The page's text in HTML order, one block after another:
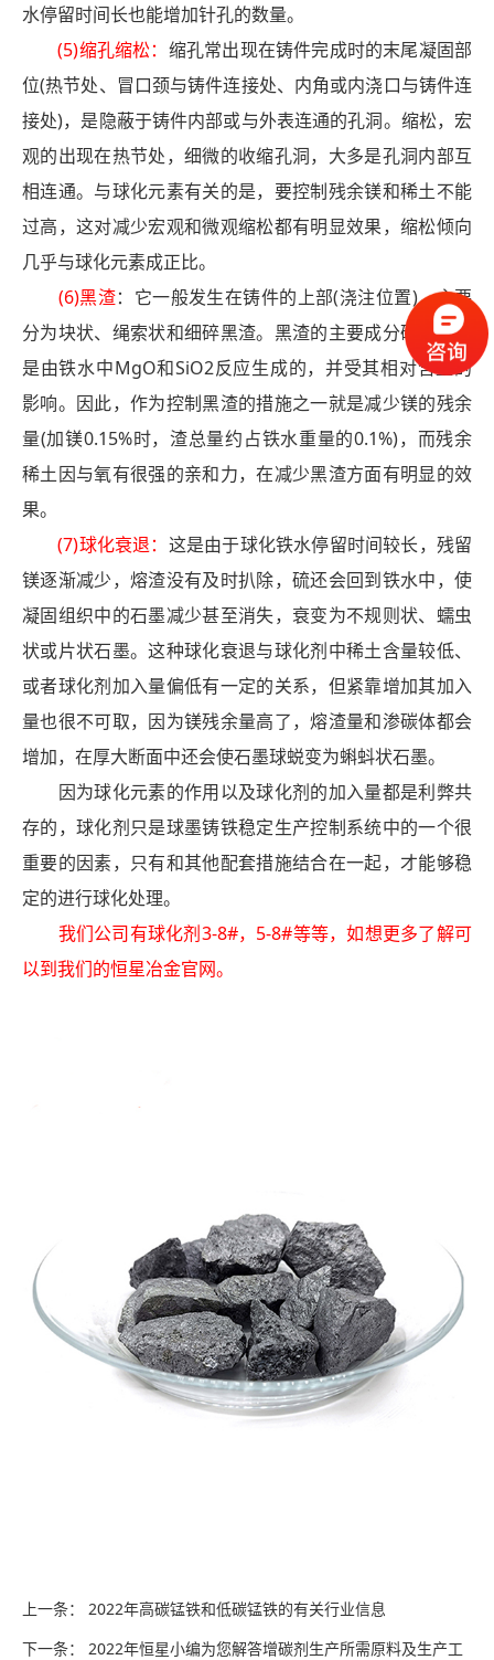
水停留时间长也能增加针孔的数量。
(5)缩孔缩松： 缩孔常出现在铸件完成时的末尾凝固部
位(热节处、冒口颈与铸件连接处、内角或内浇口与铸件连
接处)，是隐蔽于铸件内部或与外表连通的孔洞。缩松，宏
观的出现在热节处，细微的收缩孔洞，大多是孔洞内部互
相连通。与球化元素有关的是，要控制残余镁和稀土不能
过高，这对减少宏观和微观缩松都有明显效果，缩松倾向
几乎与球化元素成正比。
(6)黑渣：它一般发生在铸件的上部(浇注位置)，主要
分为块状、绳索状和细碎黑渣。黑渣的主要成分硅酸镁，
是由铁水中MgO和SiO2反应生成的，并受其相对含量的
影响。因此，作为控制黑渣的措施之一就是减少镁的残余
量(加镁0.15%时，渣总量约占铁水重量的0.1%)，而残余
稀土因与氧有很强的亲和力，在减少黑渣方面有明显的效
果。
(7)球化衰退： 这是由于球化铁水停留时间较长，残留
镁逐渐减少，熔渣没有及时扒除，硫还会回到铁水中，使
凝固组织中的石墨减少甚至消失，衰变为不规则状、蠕虫
状或片状石墨。这种球化衰退与球化剂中稀土含量较低、
或者球化剂加入量偏低有一定的关系，但紧靠增加其加入
量也很不可取，因为镁残余量高了，熔渣量和渗碳体都会
增加，在厚大断面中还会使石墨球蜕变为蝌蚪状石墨。
因为球化元素的作用以及球化剂的加入量都是利弊共
存的，球化剂只是球墨铸铁稳定生产控制系统中的一个很
重要的因素，只有和其他配套措施结合在一起，才能够稳
定的进行球化处理。
我们公司有球化剂3-8#，5-8#等等，如想更多了解可
以到我们的恒星冶金官网。
上一条： 2022年高碳锰铁和低碳锰铁的有关行业信息
下一条： 2022年恒星小编为您解答增碳剂生产所需原料及生产工